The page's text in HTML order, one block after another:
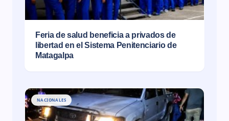
Feria de salud beneficia a privados de
libertad en el Sistema Penitenciario de
Matagalpa
NACIONALES